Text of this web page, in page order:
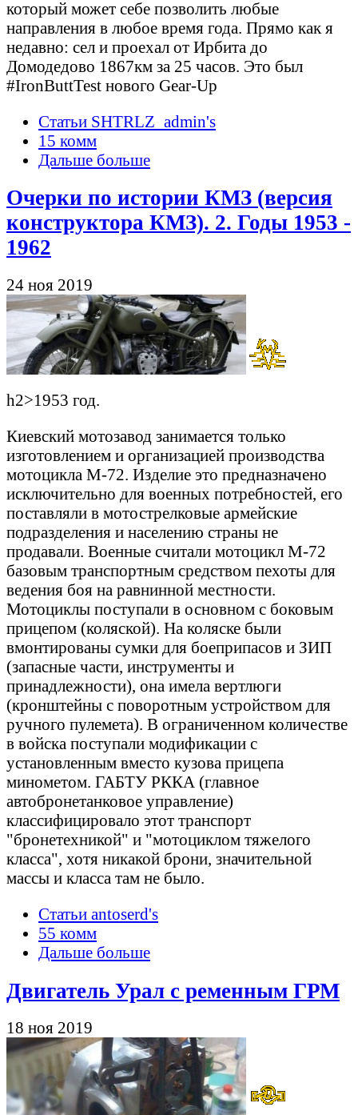
который может себе позволить любые
направления в любое время года. Прямо как я
недавно: сел и проехал от Ирбита до
Домодедово 1867км за 25 часов. Это был
#IronButtTest нового Gear-Up
Статьи SHTRLZ_admin's
15 комм
Дальше больше
Очерки по истории КМЗ (версия
конструктора КМЗ). 2. Годы 1953 -
1962
24 ноя 2019
h2>1953 год.
Киевский мотозавод занимается только
изготовлением и организацией производства
мотоцикла М-72. Изделие это предназначено
исключительно для военных потребностей, его
поставляли в мотострелковые армейские
подразделения и населению страны не
продавали. Военные считали мотоцикл М-72
базовым транспортным средством пехоты для
ведения боя на равнинной местности.
Мотоциклы поступали в основном с боковым
прицепом (коляской). На коляске были
вмонтированы сумки для боеприпасов и ЗИП
(запасные части, инструменты и
принадлежности), она имела вертлюги
(кронштейны с поворотным устройством для
ручного пулемета). В ограниченном количестве
в войска поступали модификации с
установленным вместо кузова прицепа
минометом. ГАБТУ РККА (главное
автобронетанковое управление)
классифицировало этот транспорт
"бронетехникой" и "мотоциклом тяжелого
класса", хотя никакой брони, значительной
массы и класса там не было.
Статьи antoserd's
55 комм
Дальше больше
Двигатель Урал с ременным ГРМ
18 ноя 2019